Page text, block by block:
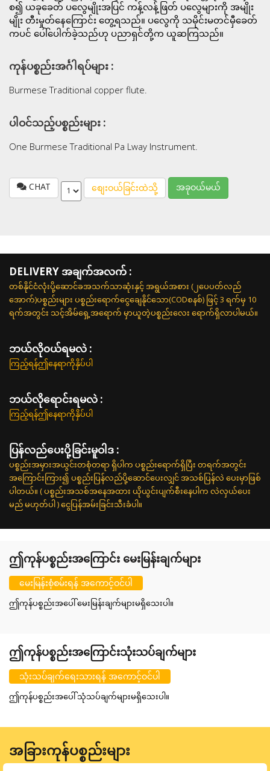
စ၍ ယခုခေတ် ပလွေမျိုးအပြင် ကန့်လန့်ဖြတ် ပလွေများကို အမျိုး
မျိုး တီးမှုတ်နေကြောင်း တွေ့ရသည်။ ပလွေကို သမိုင်းမတင်မှီခေတ်
ကပင် ပေါ်ပေါက်ခဲ့သည်ဟု ပညာရှင်တို့က ယူဆကြသည်။
ကုန်ပစ္စည်းအင်္ဂါရပ်များ :
Burmese Traditional copper flute.
ပါဝင်သည့်ပစ္စည်းများ :
One Burmese Traditional Pa Lway Instrument.
CHAT စျေးဝယ်ခြင်းထဲသို့ အခုဝယ်မယ်
DELIVERY အချက်အလက် :
တစ်နိုင်ငံလုံးပို့ဆောင်ခအသက်သာဆုံးနှင့် အရွယ်အစား (၂ပေပတ်လည်
အောက်)ပစ္စည်းများ ပစ္စည်းရောက်ငွေချေနိုင်သော(CODစနစ်) ဖြင့် 3 ရက်မှ 10
ရက်အတွင်း သင့်အိမ်ရှေ့အရောက် မှာယူတဲ့ပစ္စည်းလေး ရောက်ရှိလာပါမယ်။
ဘယ်လို၀ယ်ရမလဲ :
ကြည့်ရန်ဤနေရာကိုနှိပ်ပါ
ဘယ်လိုရောင်းရမလဲ :
ကြည့်ရန်ဤနေရာကိုနှိပ်ပါ
ပြန်လည်ပေးပို့ခြင်းမူဝါဒ :
ပစ္စည်းအမှားအယွင်းတစုံတရာ ရှိပါက ပစ္စည်းရောက်ရှိပြီး တရက်အတွင်း
အကြောင်းကြား၍ ပစ္စည်းပြန်လည်ပို့ဆောင်ပေးလျှင် အသစ်ပြန်လဲ ပေးမှာဖြစ်
ပါတယ်။ ( ပစ္စည်းအသစ်အနေအထား ယိုယွင်းပျက်စီးနေပါက လဲလှယ်ပေး
မည် မဟုတ်ပါ ) ငွေပြန်အမ်းခြင်းသီးခံပါ။
ဤကုန်ပစ္စည်းအကြောင်း မေးမြန်းချက်များ
မေးမြန်းစုံစမ်းရန် အကောင့်ဝင်ပါ
ဤကုန်ပစ္စည်းအပေါ် မေးမြန်းချက်များမရှိသေးပါ။
ဤကုန်ပစ္စည်းအကြောင်းသုံးသပ်ချက်များ
သုံးသပ်ချက်ရေးသားရန် အကောင့်ဝင်ပါ
ဤကုန်ပစ္စည်းအပေါ် သုံသပ်ချက်များမရှိသေးပါ။
အခြားကုန်ပစ္စည်းများ